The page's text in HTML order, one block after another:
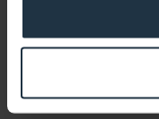
Ersatzteile